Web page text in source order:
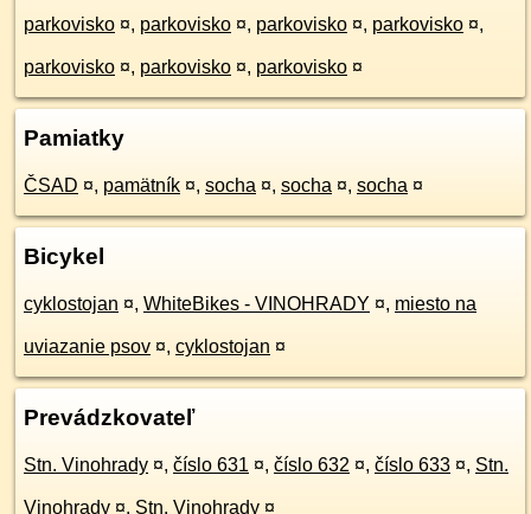
parkovisko ¤, parkovisko ¤, parkovisko ¤, parkovisko ¤,
parkovisko ¤, parkovisko ¤, parkovisko ¤
Pamiatky
ČSAD ¤, pamätník ¤, socha ¤, socha ¤, socha ¤
Bicykel
cyklostojan ¤, WhiteBikes - VINOHRADY ¤, miesto na
uviazanie psov ¤, cyklostojan ¤
Prevádzkovateľ
Stn. Vinohrady ¤, číslo 631 ¤, číslo 632 ¤, číslo 633 ¤, Stn.
Vinohrady ¤, Stn. Vinohrady ¤